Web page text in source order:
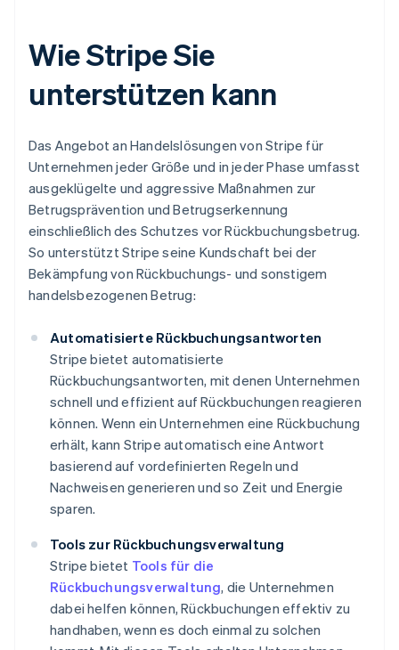
Wie Stripe Sie
unterstützen kann
Das Angebot an Handelslösungen von Stripe für
Unternehmen jeder Größe und in jeder Phase umfasst
ausgeklügelte und aggressive Maßnahmen zur
Betrugsprävention und Betrugserkennung
einschließlich des Schutzes vor Rückbuchungsbetrug.
So unterstützt Stripe seine Kundschaft bei der
Bekämpfung von Rückbuchungs- und sonstigem
handelsbezogenen Betrug:
Automatisierte Rückbuchungsantworten
Stripe bietet automatisierte
Rückbuchungsantworten, mit denen Unternehmen
schnell und effizient auf Rückbuchungen reagieren
können. Wenn ein Unternehmen eine Rückbuchung
erhält, kann Stripe automatisch eine Antwort
basierend auf vordefinierten Regeln und
Nachweisen generieren und so Zeit und Energie
sparen.
Tools zur Rückbuchungsverwaltung
Stripe bietet Tools für die
Rückbuchungsverwaltung, die Unternehmen
dabei helfen können, Rückbuchungen effektiv zu
handhaben, wenn es doch einmal zu solchen